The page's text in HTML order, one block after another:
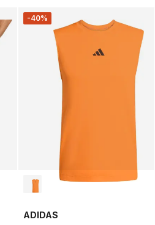
-40%
ADIDAS